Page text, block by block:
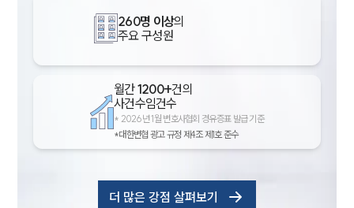
260명 이상의
주요 구성원
월간1200+건의
사건수임건수
* 2026년 1월 변호사협회 경유증표 발급 기준
*대한변협 광고 규정 제4조 제1호 준수
더 많은 강점 살펴보기